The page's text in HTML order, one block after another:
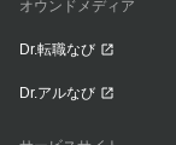
オウンドメディア
Dr.転職なび
Dr.アルなび